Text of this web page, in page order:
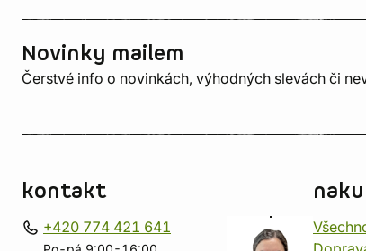
Novinky mailem
Čerstvé info o novinkách, výhodných slevách či
kontakt
+420 774 421 641